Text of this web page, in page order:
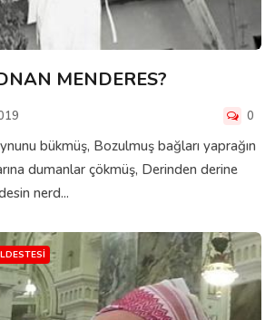
MENDERES?
0
bükmüş, Bozulmuş bağları yaprağın
dumanlar çökmüş, Derinden derine
nerd...